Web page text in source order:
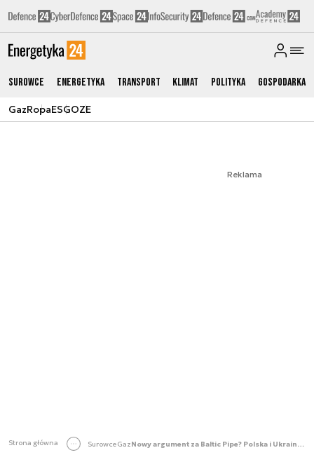
Surowce Energetyka Transport Klimat Polityka Gospodarka
GazRopaESGOZE
Reklama
Strona główna SurowceGaz Nowy argument za Baltic Pipe? Polska i Ukraina budują połączenie gazowe